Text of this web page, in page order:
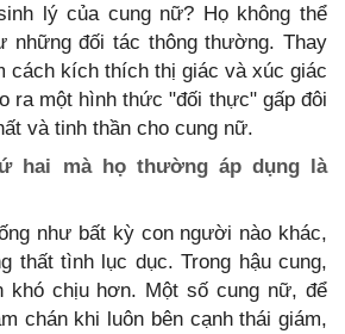
lý của cung nữ? Họ không thể
những đối tác thông thường. Thay
cách kích thích thị giác và xúc giác
ra một hình thức "đối thực" gấp đôi
và tinh thần cho cung nữ.
hai mà họ thường áp dụng là
như bất kỳ con người nào khác,
thất tình lục dục. Trong hậu cung,
khó chịu hơn. Một số cung nữ, để
chán khi luôn bên cạnh thái giám,